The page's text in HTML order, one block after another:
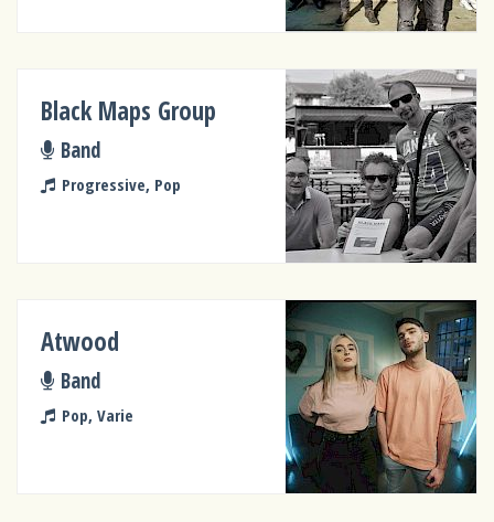
Black Maps Group
Band
Progressive, Pop
Atwood
Band
Pop, Varie